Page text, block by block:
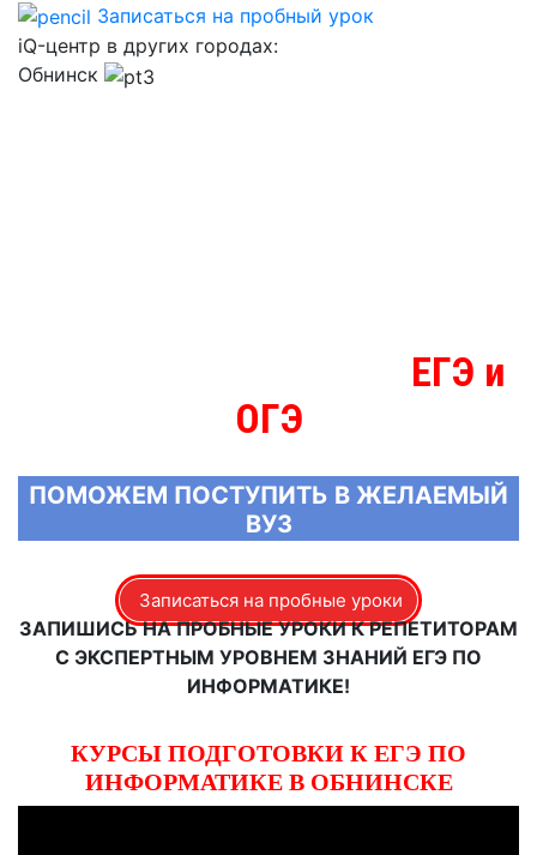
Записаться на пробный урок
iQ-центр в других городах:
Обнинск
ЕГЭ и
ОГЭ
ПОМОЖЕМ ПОСТУПИТЬ В ЖЕЛАЕМЫЙ
ВУЗ
Записаться на пробные уроки
ЗАПИШИСЬ НА ПРОБНЫЕ УРОКИ К РЕПЕТИТОРАМ
С ЭКСПЕРТНЫМ УРОВНЕМ ЗНАНИЙ ЕГЭ ПО
ИНФОРМАТИКЕ!
КУРСЫ ПОДГОТОВКИ К ЕГЭ ПО
ИНФОРМАТИКЕ В ОБНИНСКЕ